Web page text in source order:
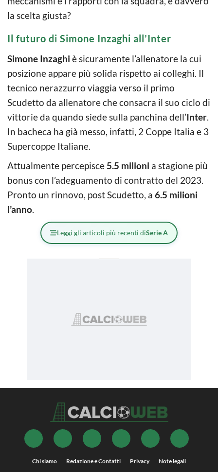
la scelta giusta?
Il futuro di Simone Inzaghi all’Inter
Simone Inzaghi è sicuramente l’allenatore la cui
posizione appare più solida rispetto ai colleghi. Il
tecnico nerazzurro viaggia verso il primo
Scudetto da allenatore che consacra il suo ciclo di
vittorie da quando siede sulla panchina dell’Inter.
In bacheca ha già messo, infatti, 2 Coppe Italia e 3
Supercoppe Italiane.
Attualmente percepisce 5.5 milioni a stagione più
bonus con l’adeguamento di contratto del 2023.
Pronto un rinnovo, post Scudetto, a 6.5 milioni
l’anno.
Leggi gli articoli più recenti diSerie A
Chi siamo Redazione e Contatti Privacy Note legali